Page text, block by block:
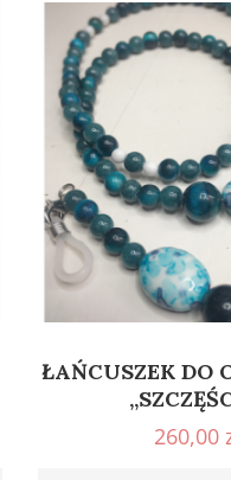
ŁAŃCUSZEK DO
260,00